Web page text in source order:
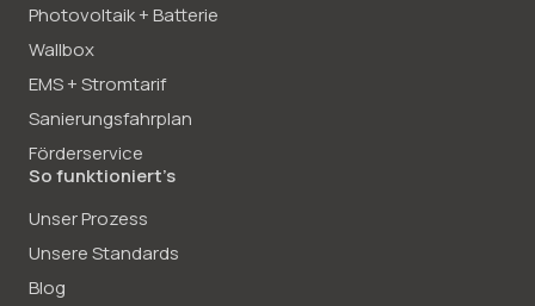
Photovoltaik + Batterie
Wallbox
EMS + Stromtarif
Sanierungsfahrplan
Förderservice
So funktioniert’s
Unser Prozess
Unsere Standards
Blog